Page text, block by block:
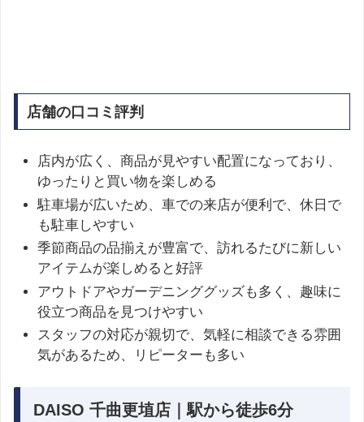
店舗の口コミ評判
店内が広く、商品が見やすい配置になっており、
ゆったりと買い物を楽しめる
駐車場が広いため、車での来店が便利で、休日で
も駐車しやすい
季節商品の品揃えが豊富で、訪れるたびに新しい
アイテムが楽しめると好評
アウトドアやガーデニンググッズも多く、趣味に
役立つ商品を見つけやすい
スタッフの対応が親切で、気軽に相談できる雰囲
気があるため、リピーターも多い
DAISO 千曲更埴店｜駅から徒歩6分